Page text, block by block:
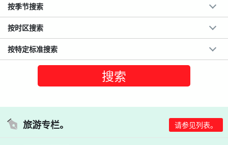
按季节搜索
按时区搜索
按特定标准搜索
旅游专栏。 请参见列表。